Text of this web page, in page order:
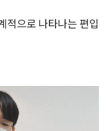
적으로 나타나는 편입